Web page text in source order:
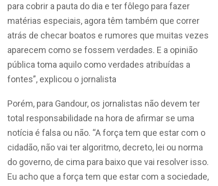
para cobrir a pauta do dia e ter fôlego para fazer
matérias especiais, agora têm também que correr
atrás de checar boatos e rumores que muitas vezes
aparecem como se fossem verdades. E a opinião
pública toma aquilo como verdades atribuídas a
fontes”, explicou o jornalista
Porém, para Gandour, os jornalistas não devem ter
total responsabilidade na hora de afirmar se uma
notícia é falsa ou não. “A força tem que estar com o
cidadão, não vai ter algoritmo, decreto, lei ou norma
do governo, de cima para baixo que vai resolver isso.
Eu acho que a força tem que estar com a sociedade,